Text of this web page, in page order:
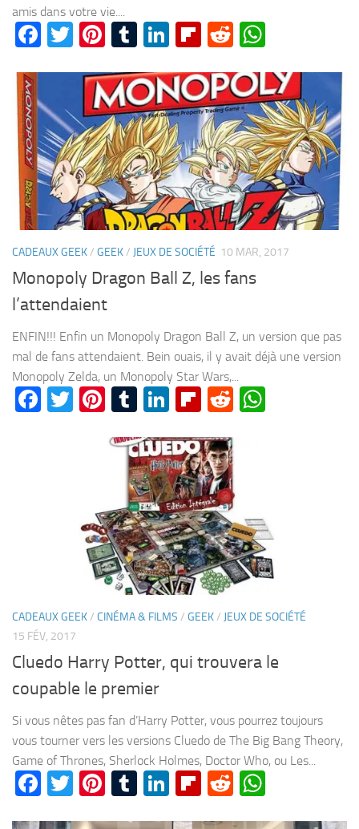
amis dans votre vie....
Facebook
Twitter
Pinterest
Tumblr
LinkedIn
Flipboard
Reddit
CADEAUX GEEK/ GEEK/ JEUX DE SOCIÉTÉ 10 MAR, 2017
Monopoly Dragon Ball Z, les fans
l’attendaient
ENFIN!!! Enfin un Monopoly Dragon Ball Z, un version que pas
mal de fans attendaient. Bein ouais, il y avait déjà une version
Monopoly Zelda, un Monopoly Star Wars,...
Facebook
Twitter
Pinterest
Tumblr
LinkedIn
Flipboard
Reddit
CADEAUX GEEK/ CINÉMA & FILMS / GEEK/ JEUX DE SOCIÉTÉ
15 FÉV, 2017
Cluedo Harry Potter, qui trouvera le
coupable le premier
Si vous nêtes pas fan d’Harry Potter, vous pourrez toujours
vous tourner vers les versions Cluedo de The Big Bang Theory,
Game of Thrones, Sherlock Holmes, Doctor Who, ou Les...
Facebook
Twitter
Pinterest
Tumblr
LinkedIn
Flipboard
Reddit